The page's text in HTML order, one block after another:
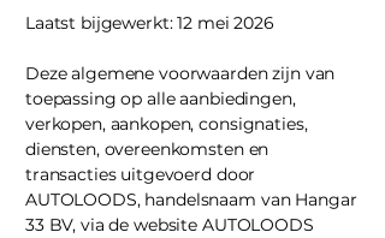
Laatst bijgewerkt: 12 mei 2026
Deze algemene voorwaarden zijn van
toepassing op alle aanbiedingen,
verkopen, aankopen, consignaties,
diensten, overeenkomsten en
transacties uitgevoerd door
AUTOLOODS, handelsnaam van Hangar
33 BV, via de website AUTOLOODS